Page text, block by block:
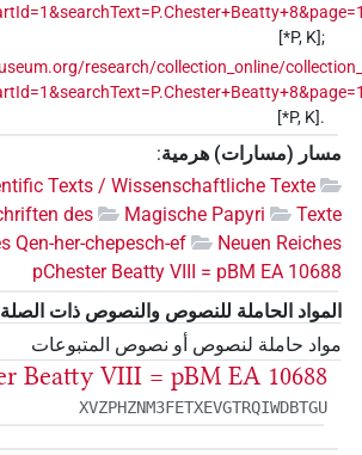
[*P, K];
research/collection_online/
[*P, K].
مسار (مسارات) هرمية:
Texts / Wissenschaftliche Texte
Texte
Magische Papyri
des
Neuen Reiches
Qen-her-chepesch-ef
pChester Beatty VIII = pBM EA 10688
المواد الحاملة للنصوص والنصوص ذات الصلة
مواد حاملة لنصوص أو نصوص المتبوعات
Beatty VIII = pBM EA 10688
XVZPHZNM3FETXEVGTRQIWDBTGU